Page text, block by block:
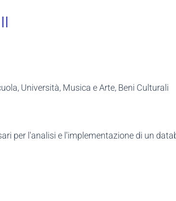
Università, Musica e Arte, Beni Culturali
per l'analisi e l'implementazione di un